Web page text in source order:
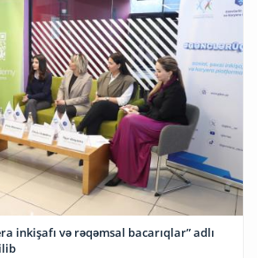
inkişafı və rəqəmsal bacarıqlar” adlı